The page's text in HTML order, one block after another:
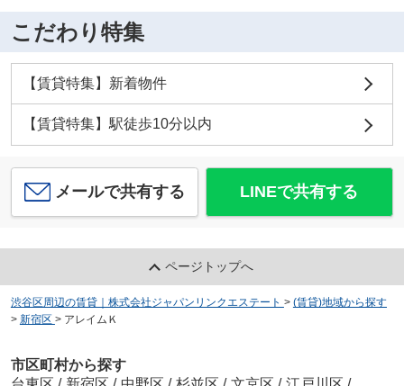
こだわり特集
【賃貸特集】新着物件
【賃貸特集】駅徒歩10分以内
メールで共有する LINEで共有する
ページトップへ
渋谷区周辺の賃貸｜株式会社ジャパンリンクエステート > (賃貸)地域から探す
> 新宿区 > アレイムＫ
市区町村から探す